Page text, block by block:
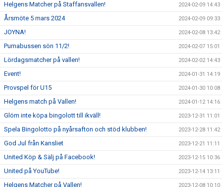
Helgens Matcher på Staffansvallen! 2024-02-09 14:43
Årsmöte 5 mars 2024 2024-02-09 09:33
JOYNA! 2024-02-08 13:42
Pumabussen sön 11/2! 2024-02-07 15:01
Lördagsmatcher på vallen! 2024-02-02 14:43
Event! 2024-01-31 14:19
Provspel för U15 2024-01-30 10:08
Helgens match på Vallen! 2024-01-12 14:16
Glöm inte köpa bingolott till ikväll! 2023-12-31 11:01
Spela Bingolotto på nyårsafton och stöd klubben! 2023-12-28 11:42
God Jul från Kansliet 2023-12-21 11:11
United Köp & Sälj på Facebook! 2023-12-15 10:36
United på YouTube! 2023-12-14 13:11
Helgens Matcher på Vallen! 2023-12-08 10:10